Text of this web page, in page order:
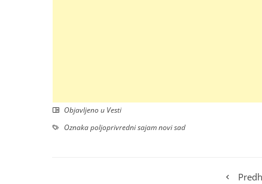
Objavljeno u Vesti
Oznakapoljoprivredni sajam novi sad